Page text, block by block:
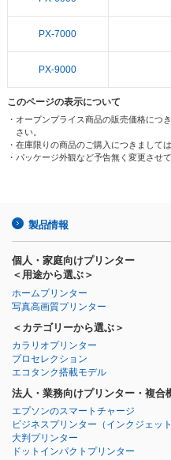
PX-7000
PX-9000
このページの表示について
・オープンプライス商品の販売価格につ
さい。
・在庫限りの商品のご購入につきまして
・パッケージ外観など予告無く変更させ
製品情報
個人・家庭向けプリンター
＜用途から選ぶ＞
ホームプリンター
写真高画質プリンター
＜カテゴリーから選ぶ＞
カラリオプリンター
プロセレクション
エコタンク搭載モデル
法人・業務向けプリンター・複合
エプソンのスマートチャージ
ビジネスプリンター （インクジェッ
大判プリンター
ドットインパクトプリンター